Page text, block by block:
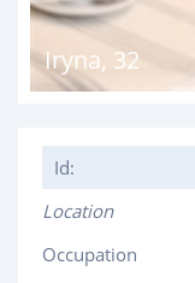
Iryna, 32
Id:
Location
Occupation